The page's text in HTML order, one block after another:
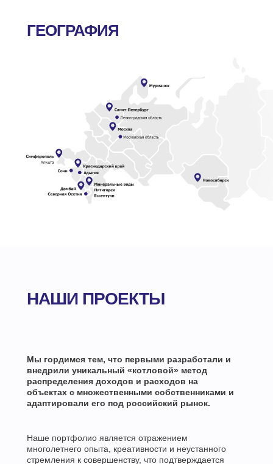
ГЕОГРАФИЯ
Мы гордимся тем, что первыми разработали и
внедрили уникальный «котловой» метод
распределения доходов и расходов на
объектах с множественными собственниками и
адаптировали его под российский рынок.
Наше портфолио является отражением
многолетнего опыта, креативности и неустанного
стремления к совершенству, что подтверждается
НАШИ ПРОЕКТЫ